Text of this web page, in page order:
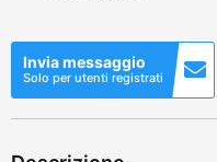
Invia messaggio
Solo per utenti registrati